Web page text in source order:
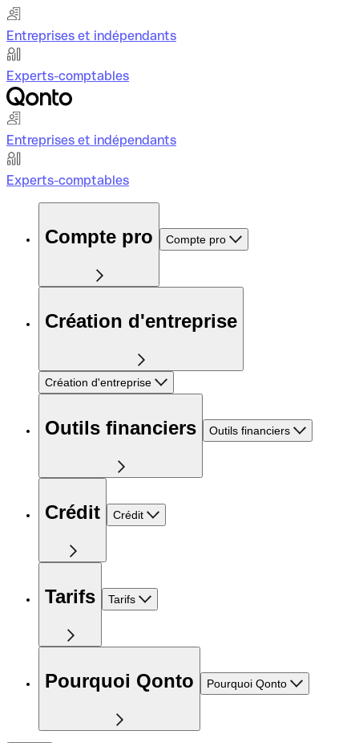
Entreprises et indépendants
Experts-comptables
Entreprises et indépendants
Experts-comptables
Compte pro Compte pro
Création d'entreprise
Création d'entreprise
Outils financiers Outils financiers
Crédit Crédit
Tarifs Tarifs
Pourquoi Qonto Pourquoi Qonto